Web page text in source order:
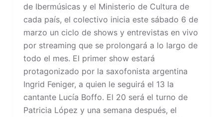
de Ibermúsicas y el Ministerio de Cultura de
cada país, el colectivo inicia este sábado 6 de
marzo un ciclo de shows y entrevistas en vivo
por streaming que se prolongará a lo largo de
todo el mes. El primer show estará
protagonizado por la saxofonista argentina
Ingrid Feniger, a quien le seguirá el 13 la
cantante Lucía Boffo. El 20 será el turno de
Patricia López y una semana después, el